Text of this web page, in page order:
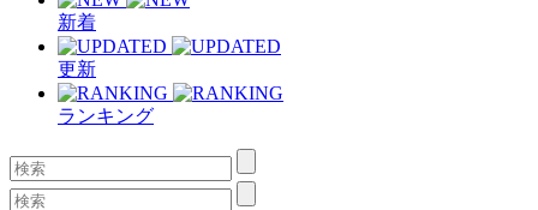
新着
更新
ランキング